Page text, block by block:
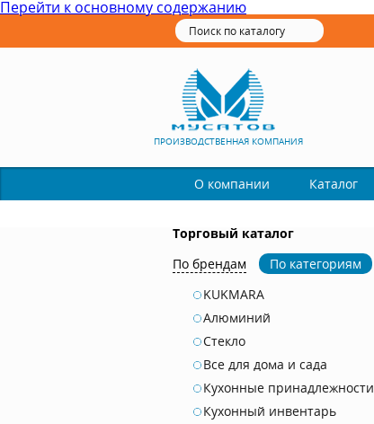
Перейти к основному содержанию
ПРОИЗВОДСТВЕННАЯ КОМПАНИЯ
О компании Каталог
Торговый каталог
По брендам
По категориям
KUKMARA
Алюминий
Стекло
Все для дома и сада
Кухонные принадлежности
Кухонный инвентарь